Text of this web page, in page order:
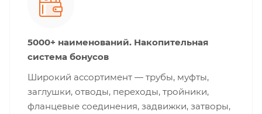
5000+ наименований. Накопительная
система бонусов
Широкий ассортимент — трубы, муфты,
заглушки, отводы, переходы, тройники,
фланцевые соединения, задвижки, затворы,